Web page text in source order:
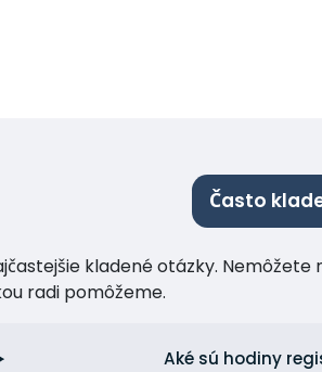
Často
kladené otázky.
radi pomôžeme.
Aké sú hodiny